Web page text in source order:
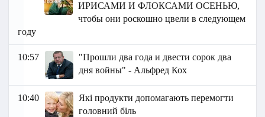
ИРИСАМИ И ФЛОКСАМИ ОСЕНЬЮ,
чтобы они роскошно цвели в следующем
году
10:57
"Прошли два года и двести сорок два
дня войны" - Альфред Кох
10:40
Які продукти допомагають перемогти
головний біль